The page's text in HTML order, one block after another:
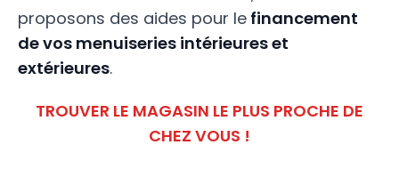
proposons des aides pour le financement
de vos menuiseries intérieures et
extérieures.
TROUVER LE MAGASIN LE PLUS PROCHE DE
CHEZ VOUS !